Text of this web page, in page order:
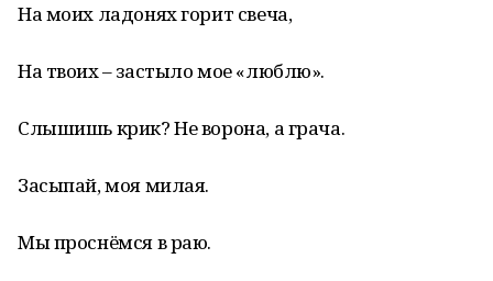
На моих ладонях горит свеча,
На твоих – застыло мое «люблю».
Слышишь крик? Не ворона, а грача.
Засыпай, моя милая.
Мы проснёмся в раю.